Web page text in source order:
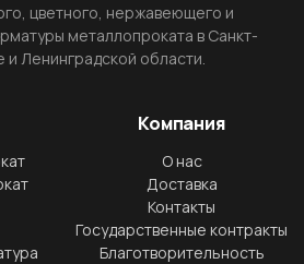
цветного, нержавеющего и
металлопроката в Санкт-
и Ленинградской области.
Компания
О нас
Доставка
Контакты
Государственные контракты
Благотворительность